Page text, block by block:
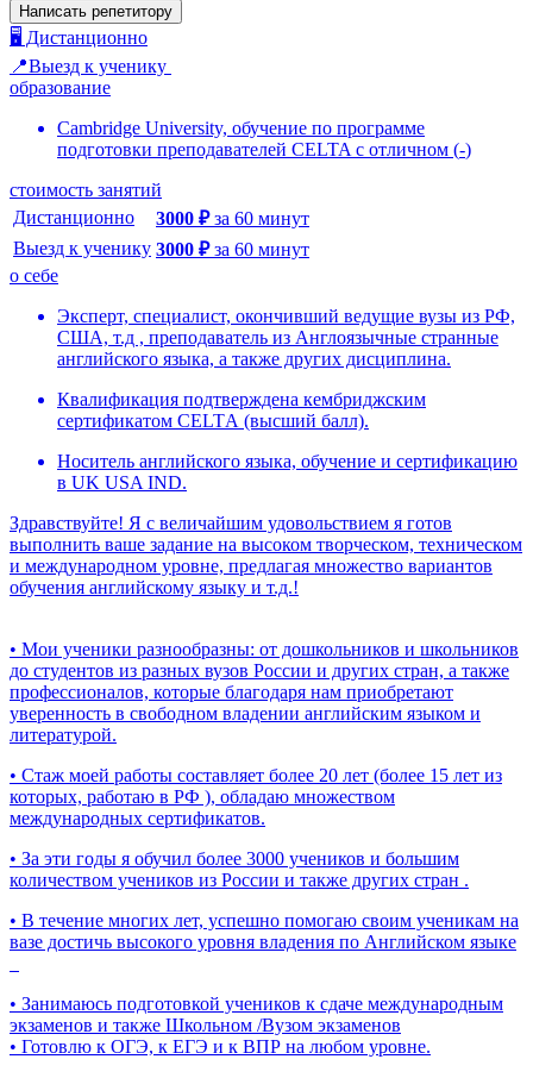
Написать репетитору
🖥️ Дистанционно
📍Выезд к ученику
образование
Cambridge University, обучение по программе
подготовки преподавателей CELTA с отличном (-)
стоимость занятий
Дистанционно
3000 ₽ за 60 минут
Выезд к ученику 3000 ₽ за 60 минут
о себе
Эксперт, специалист, окончивший ведущие вузы из РФ,
США, т.д , преподаватель из Англоязычные странные
английского языка, а также других дисциплина.
Квалификaция подтверждена кембриджским
сертификатом CЕLTА (высший балл).
Носитель английского языка, обучение и сертификацию
в UK USA IND.
Здравствуйте! Я c величайшим удовольствием я готов
выполнить ваше задание на высоком творческом, техническом
и международном уровне, предлагая множество вариантов
обучения английскому языку и т.д.!
• Мои ученики разнообразны: от дошкольников и школьников
до студентов из разных вузов России и других стран, а также
профессионалов, которые благодаря нам приобретают
уверенность в свободном владении английским языком и
литературой.
• Стаж моей работы составляет более 20 лет (более 15 лет из
которых, работаю в РФ ), обладаю множеством
международных сертификатов.
• За эти годы я обучил более 3000 учеников и большим
количеством учеников из России и также других стран .
• В течение многих лет, успешно помогаю своим ученикам на
вазе достичь высокого уровня владения по Английском языке
• Занимаюсь подготовкой учеников к сдаче международным
экзаменов и также Школьном /Вузом экзаменов
• Готовлю к ОГЭ, к ЕГЭ и к ВПР на любом уровне.